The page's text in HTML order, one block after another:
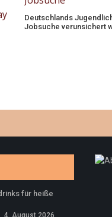
Deutschlands
Jobsuche verunsichert
für heiße